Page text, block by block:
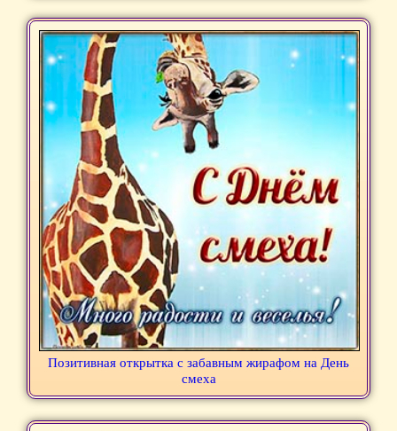
Позитивная открытка с забавным жирафом на День
смеха